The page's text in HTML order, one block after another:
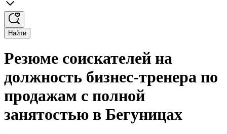
Найти
Резюме соискателей на
должность бизнес-тренера по
продажам с полной
занятостью в Бегуницах